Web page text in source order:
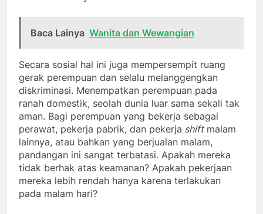
Baca Lainya Wanita dan Wewangian
Secara sosial hal ini juga mempersempit ruang
gerak perempuan dan selalu melanggengkan
diskriminasi. Menempatkan perempuan pada
ranah domestik, seolah dunia luar sama sekali tak
aman. Bagi perempuan yang bekerja sebagai
perawat, pekerja pabrik, dan pekerja shiftmalam
lainnya, atau bahkan yang berjualan malam,
pandangan ini sangat terbatasi. Apakah mereka
tidak berhak atas keamanan? Apakah pekerjaan
mereka lebih rendah hanya karena terlakukan
pada malam hari?